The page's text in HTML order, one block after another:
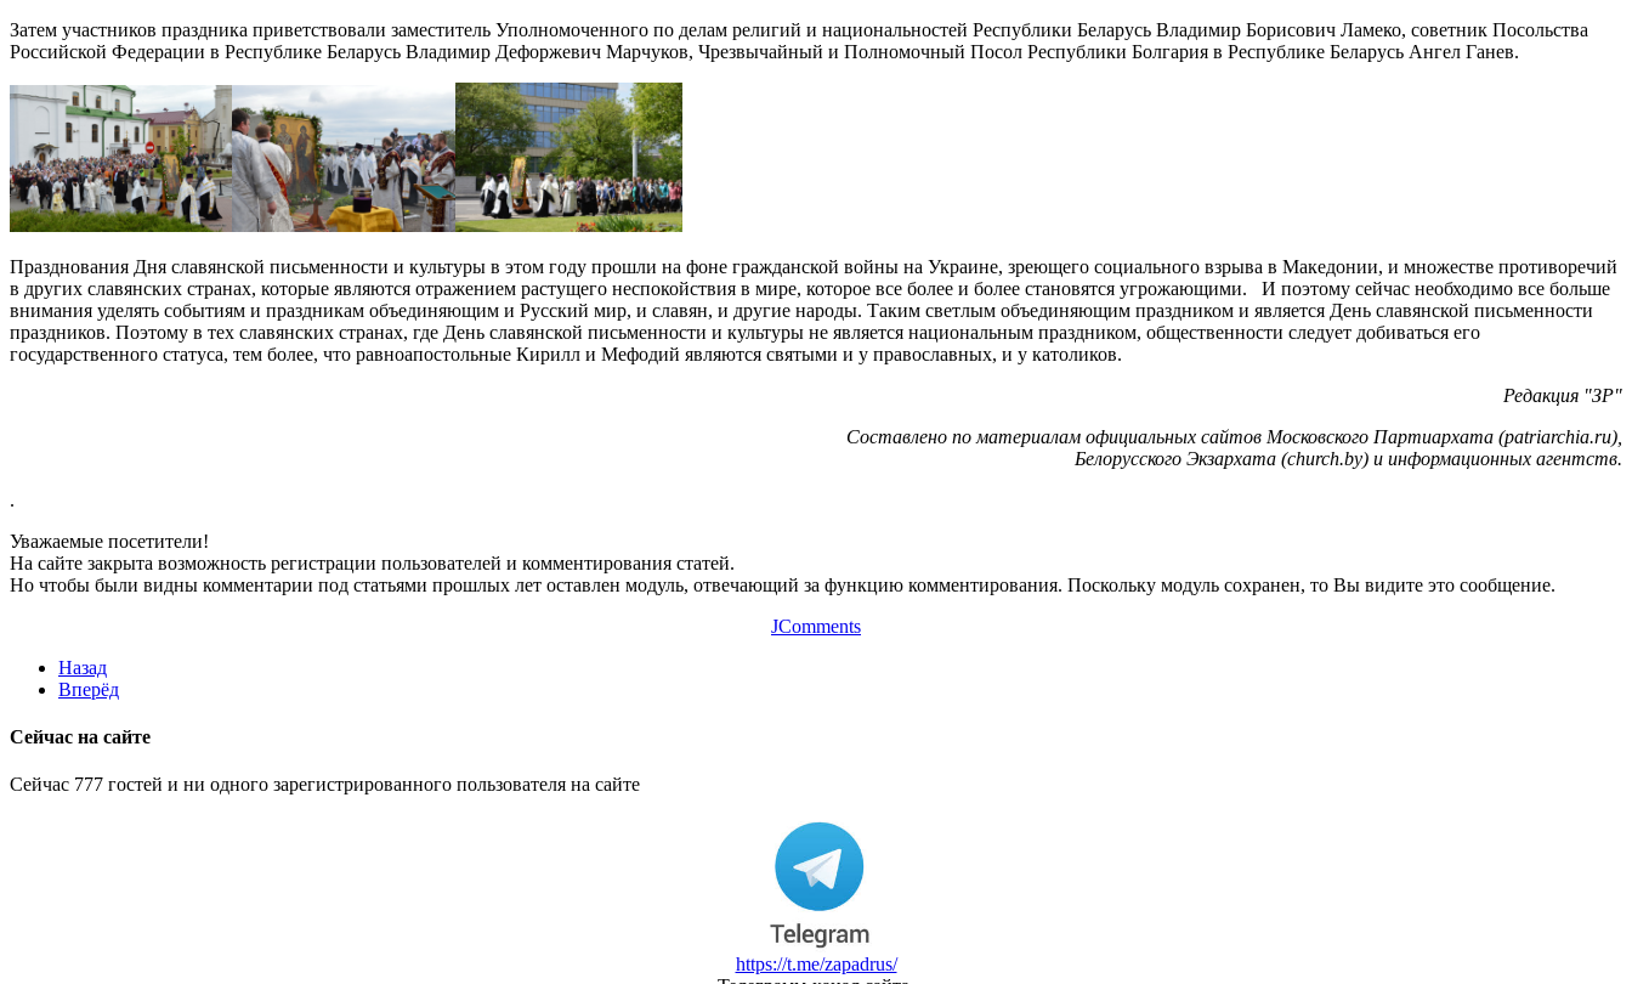
Затем участников праздника приветствовали заместитель Уполномоченного по делам религий и национальностей Республики Беларусь Владимир Борисович Ламеко, советник Посольства
Российской Федерации в Республике Беларусь Владимир Дефоржевич Марчуков, Чрезвычайный и Полномочный Посол Республики Болгария в Республике Беларусь Ангел Ганев.
Празднования Дня славянской письменности и культуры в этом году прошли на фоне гражданской войны на Украине, зреющего социального взрыва в Македонии, и множестве противоречий
в других славянских странах, которые являются отражением растущего неспокойствия в мире, которое все более и более становятся угрожающими. И поэтому сейчас необходимо все больше
внимания уделять событиям и праздникам объединяющим и Русский мир, и славян, и другие народы. Таким светлым объединяющим праздником и является День славянской письменности
праздников. Поэтому в тех славянских странах, где День славянской письменности и культуры не является национальным праздником, общественности следует добиваться его
государственного статуса, тем более, что равноапостольные Кирилл и Мефодий являются святыми и у православных, и у католиков.
Редакция "ЗР"
Составлено по материалам официальных сайтов Московского Партиархата (patriarchia.ru),
Белорусского Экзархата (church.by) и информационных агентств.
.
Уважаемые посетители!
На сайте закрыта возможность регистрации пользователей и комментирования статей.
Но чтобы были видны комментарии под статьями прошлых лет оставлен модуль, отвечающий за функцию комментирования. Поскольку модуль сохранен, то Вы видите это сообщение.
JComments
Назад
Вперёд
Сейчас на сайте
Сейчас 777 гостей и ни одного зарегистрированного пользователя на сайте
https://t.me/zapadrus/